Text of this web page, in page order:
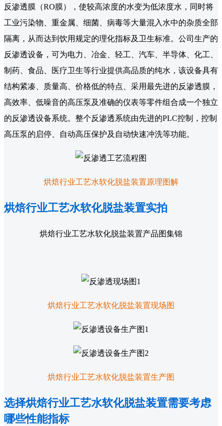
反渗透膜（RO膜），使较高浓度的水变为低浓度水，同时将
工业污染物、重金属、细菌、病毒等大量混入水中的杂质全部
隔离，从而达到饮用规定的理化指标及卫生标准。公司生产的
反渗透设备，可为电力、冶金、轻工、汽车、半导体、化工、
制药、食品、医疗卫生等行业提供高品质的纯水，该设备具有
结构紧凑、质量高、价格低的特点、采用最先进的反渗透膜，
高效率、低噪音的高压泵及准确的仪表等零件组合成一个独立
的反渗透设备系统。整个反渗透系统由先进的PLC控制，控制
高压泵的启停、自动高压保护及自动快速冲洗等功能。
烘焙行业工艺水软化脱盐装置原理图解
烘焙行业工艺水软化脱盐装置实拍
烘焙行业工艺水软化脱盐装置产品图集锦
烘焙行业工艺水软化脱盐装置现场图
烘焙行业工艺水软化脱盐装置生产图
选择烘焙行业工艺水软化脱盐装置需要考虑
哪些性能指标